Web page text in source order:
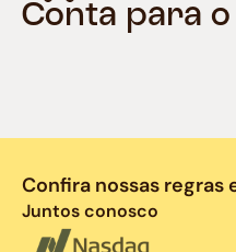
Conta para
Confira nossas
Juntos conosco